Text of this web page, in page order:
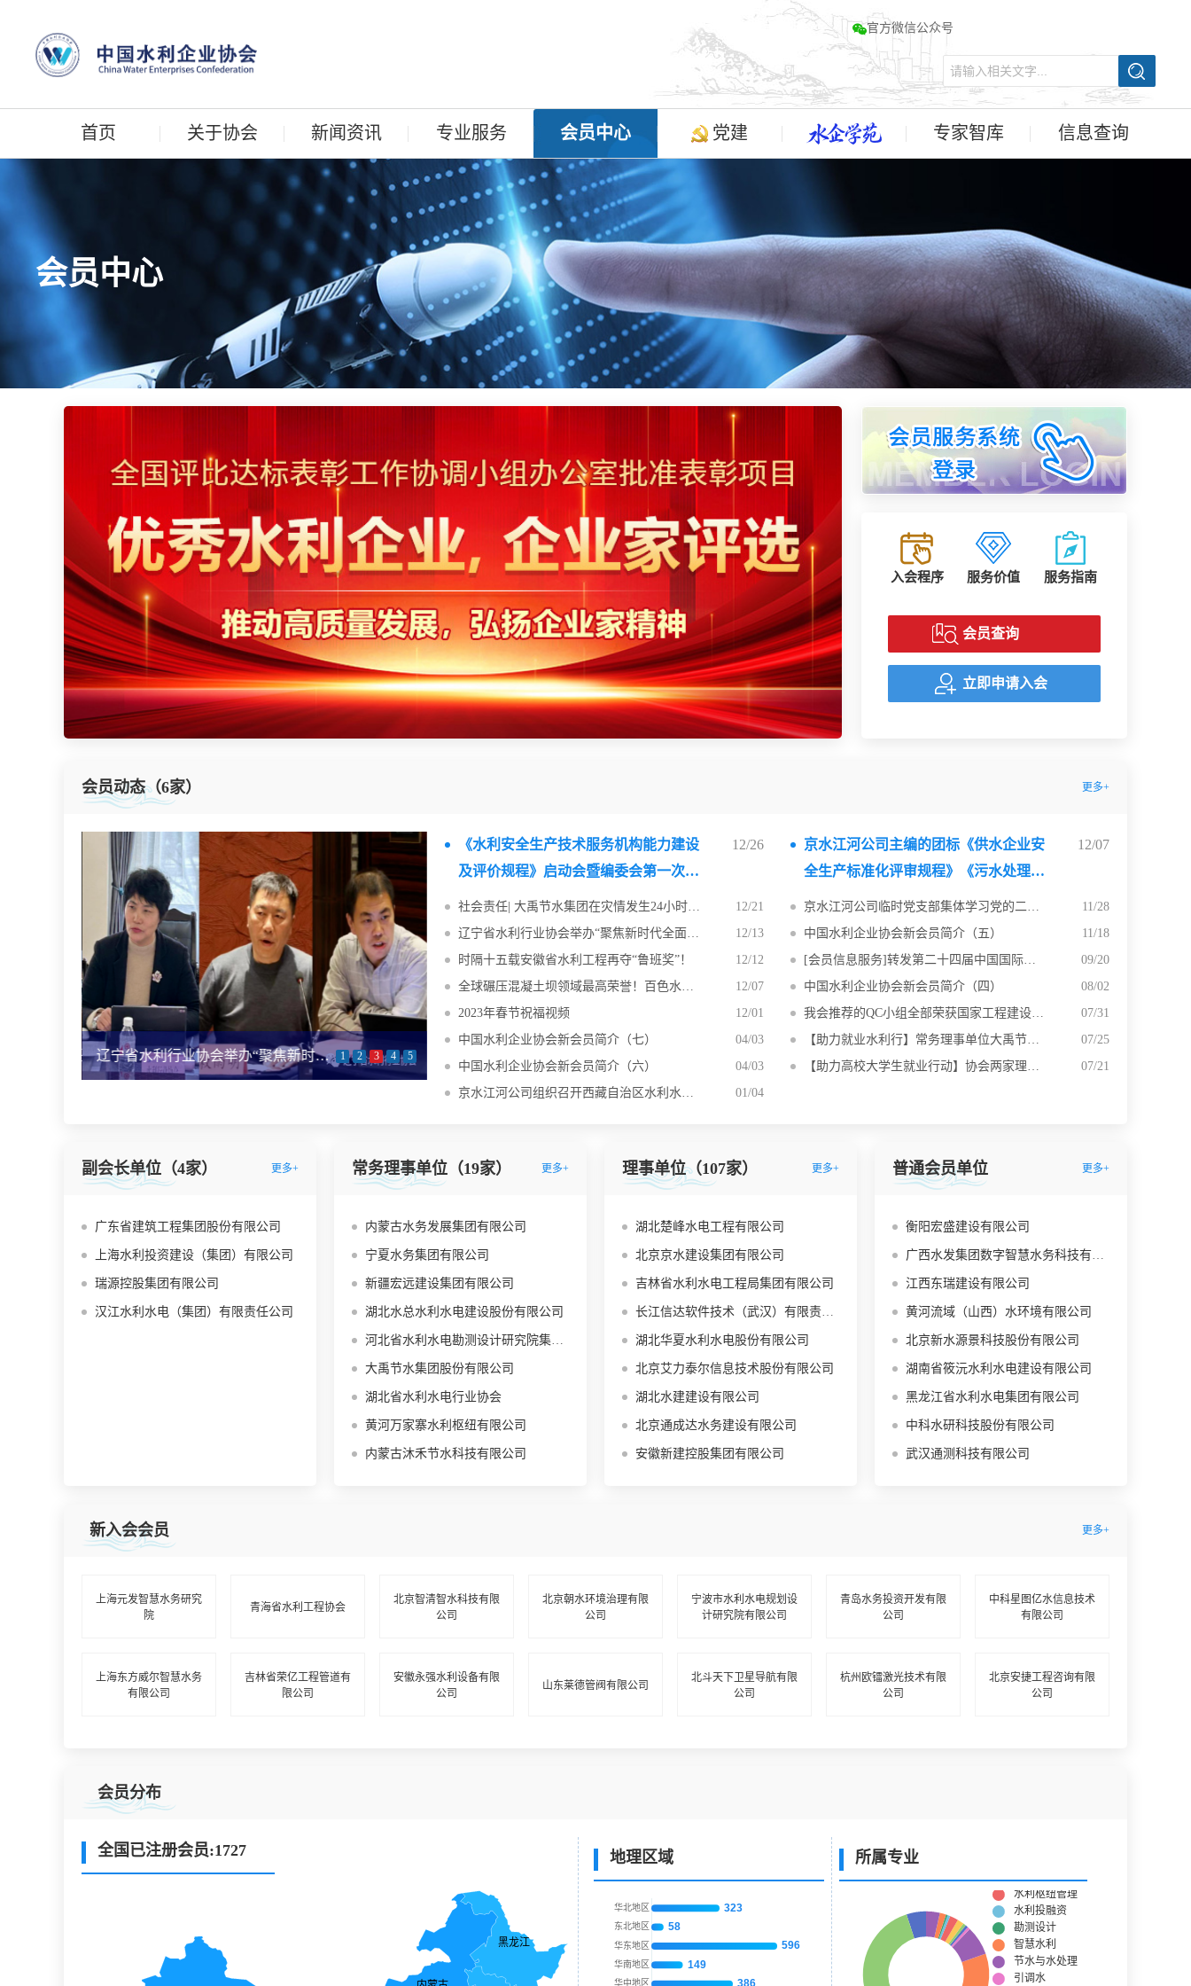
官方微信公众号
首页 关于协会 新闻资讯 专业服务 会员中心 党建 专家智库 信息查询
会员中心
入会程序 服务价值 服务指南
会员查询
立即申请入会
会员动态（6家） 更多+
《水利安全生产技术服务机构能力建设及评价规程》启动会暨编委会第一次会议与《引调水工程安全运行管理规范》编委会第二次会议胜利召开社会责任| 大禹节水集团在灾情发生24小时内将七车急需物资送抵受灾群众手中 辽宁省水利行业协会举办“聚焦新时代全面振兴，凝心聚力谋改革发展、共创辽宁水利新篇章”座谈沙龙活动 1 2 3 4 5
《水利安全生产技术服务机构能力建设
及评价规程》启动会暨编委会第一次会
议与《引调水工程安全运行管理规范》
编委会第二次会议胜利召开
12/26
社会责任| 大禹节水集团在灾情发生24小时内将七车急需物资送抵受灾群众手中
12/21
辽宁省水利行业协会举办“聚焦新时代全面振兴，凝心聚力谋改革发展、共创辽宁水利新篇章”座谈沙龙活动
12/13
时隔十五载安徽省水利工程再夺“鲁班奖”！
12/12
全球碾压混凝土坝领域最高荣誉！百色水利枢纽工程荣获国际里程碑工程奖
12/07
2023年春节祝福视频
12/01
中国水利企业协会新会员简介（七）
04/03
中国水利企业协会新会员简介（六）
04/03
京水江河公司组织召开西藏自治区水利水电施工企业安全生产标准化二级达标建设培训会
01/04
京水江河公司主编的团标《供水企业安
全生产标准化评审规程》《污水处理企
业安全产标准化评审规程》正式批准发
布
12/07
京水江河公司临时党支部集体学习党的二十大精神
11/28
中国水利企业协会新会员简介（五）
11/18
[会员信息服务]转发第二十四届中国国际高新技术成果交易会节水创新展招募书
09/20
中国水利企业协会新会员简介（四）
08/02
我会推荐的QC小组全部荣获国家工程建设质量管理小组竞赛决赛奖项
07/31
【助力就业水利行】常务理事单位大禹节水等3家会员企业招聘水利相关专业人才
07/25
【助力高校大学生就业行动】协会两家理事单位公开招聘若干关键岗位技术人员
07/21
副会长单位（4家） 更多+
广东省建筑工程集团股份有限公司
上海水利投资建设（集团）有限公司
瑞源控股集团有限公司
汉江水利水电（集团）有限责任公司
常务理事单位（19家） 更多+
内蒙古水务发展集团有限公司
宁夏水务集团有限公司
新疆宏远建设集团有限公司
湖北水总水利水电建设股份有限公司
河北省水利水电勘测设计研究院集团有限公司
大禹节水集团股份有限公司
湖北省水利水电行业协会
黄河万家寨水利枢纽有限公司
内蒙古沐禾节水科技有限公司
理事单位（107家） 更多+
湖北楚峰水电工程有限公司
北京京水建设集团有限公司
吉林省水利水电工程局集团有限公司
长江信达软件技术（武汉）有限责任公司
湖北华夏水利水电股份有限公司
北京艾力泰尔信息技术股份有限公司
湖北水建建设有限公司
北京通成达水务建设有限公司
安徽新建控股集团有限公司
普通会员单位 更多+
衡阳宏盛建设有限公司
广西水发集团数字智慧水务科技有限公司
江西东瑞建设有限公司
黄河流域（山西）水环境有限公司
北京新水源景科技股份有限公司
湖南省筱沅水利水电建设有限公司
黑龙江省水利水电集团有限公司
中科水研科技股份有限公司
武汉通测科技有限公司
新入会会员 更多+
上海元发智慧水务研究
院
青海省水利工程协会
北京智清智水科技有限
公司
北京朝水环境治理有限
公司
宁波市水利水电规划设
计研究院有限公司
青岛水务投资开发有限
公司
中科星图亿水信息技术
有限公司
上海东方威尔智慧水务
有限公司
吉林省荣亿工程管道有
限公司
安徽永强水利设备有限
公司
山东莱德管阀有限公司
北斗天下卫星导航有限
公司
杭州欧镭激光技术有限
公司
北京安捷工程咨询有限
公司
会员分布
全国已注册会员:1727 地理区域 所属专业